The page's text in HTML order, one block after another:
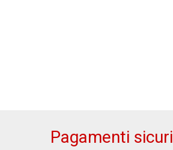
Pagamenti sicuri